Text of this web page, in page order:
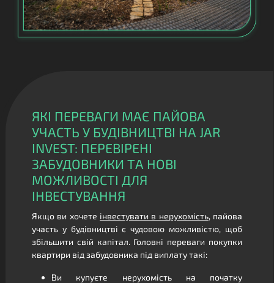
ЯКІ ПЕРЕВАГИ МАЄ ПАЙОВА
УЧАСТЬ У БУДІВНИЦТВІ НА JAR
INVEST: ПЕРЕВІРЕНІ
ЗАБУДОВНИКИ ТА НОВІ
МОЖЛИВОСТІ ДЛЯ
ІНВЕСТУВАННЯ
Якщо ви хочете інвестувати в нерухомість, пайова
участь у будівництві є чудовою можливістю, щоб
збільшити свій капітал. Головні переваги покупки
квартири від забудовника під виплату такі:
Ви купуєте нерухомість на початку